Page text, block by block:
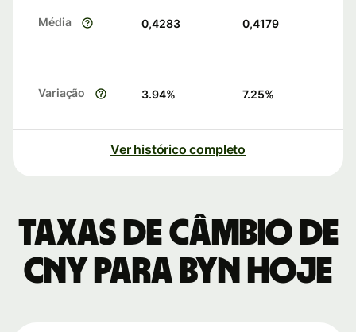
Média 0,4283 0,4179
Variação 3.94% 7.25%
Ver histórico completo
Taxas de câmbio de
CNY para BYN hoje